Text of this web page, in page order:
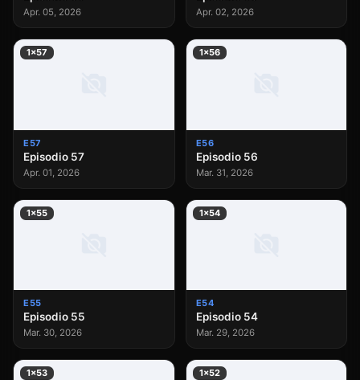
Apr. 05, 2026 Apr. 02, 2026
1×57
E57
Episodio 57
Apr. 01, 2026
1×56
E56
Episodio 56
Mar. 31, 2026
1×55
E55
Episodio 55
Mar. 30, 2026
1×54
E54
Episodio 54
Mar. 29, 2026
1×53 1×52